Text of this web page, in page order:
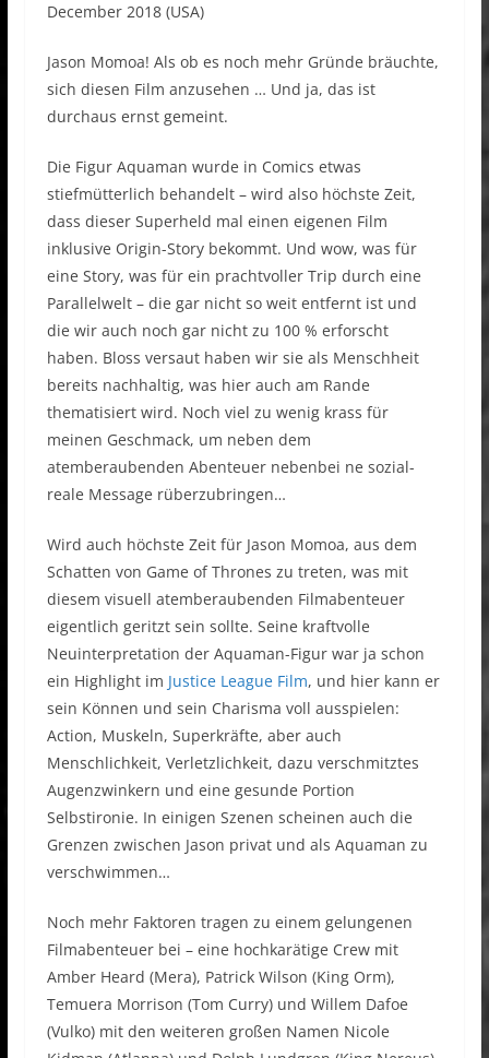
December 2018 (USA)
Jason Momoa! Als ob es noch mehr Gründe bräuchte,
sich diesen Film anzusehen … Und ja, das ist
durchaus ernst gemeint.
Die Figur Aquaman wurde in Comics etwas
stiefmütterlich behandelt – wird also höchste Zeit,
dass dieser Superheld mal einen eigenen Film
inklusive Origin-Story bekommt. Und wow, was für
eine Story, was für ein prachtvoller Trip durch eine
Parallelwelt – die gar nicht so weit entfernt ist und
die wir auch noch gar nicht zu 100 % erforscht
haben. Bloss versaut haben wir sie als Menschheit
bereits nachhaltig, was hier auch am Rande
thematisiert wird. Noch viel zu wenig krass für
meinen Geschmack, um neben dem
atemberaubenden Abenteuer nebenbei ne sozial-
reale Message rüberzubringen…
Wird auch höchste Zeit für Jason Momoa, aus dem
Schatten von Game of Thrones zu treten, was mit
diesem visuell atemberaubenden Filmabenteuer
eigentlich geritzt sein sollte. Seine kraftvolle
Neuinterpretation der Aquaman-Figur war ja schon
ein Highlight im Justice League Film, und hier kann er
sein Können und sein Charisma voll ausspielen:
Action, Muskeln, Superkräfte, aber auch
Menschlichkeit, Verletzlichkeit, dazu verschmitztes
Augenzwinkern und eine gesunde Portion
Selbstironie. In einigen Szenen scheinen auch die
Grenzen zwischen Jason privat und als Aquaman zu
verschwimmen…
Noch mehr Faktoren tragen zu einem gelungenen
Filmabenteuer bei – eine hochkarätige Crew mit
Amber Heard (Mera), Patrick Wilson (King Orm),
Temuera Morrison (Tom Curry) und Willem Dafoe
(Vulko) mit den weiteren großen Namen Nicole